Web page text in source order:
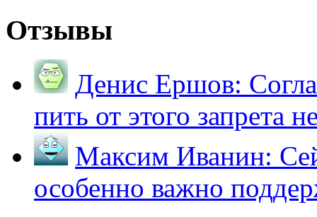
Отзывы
Денис Ершов:
пить от этого запрета
Максим Иванин:
особенно важно